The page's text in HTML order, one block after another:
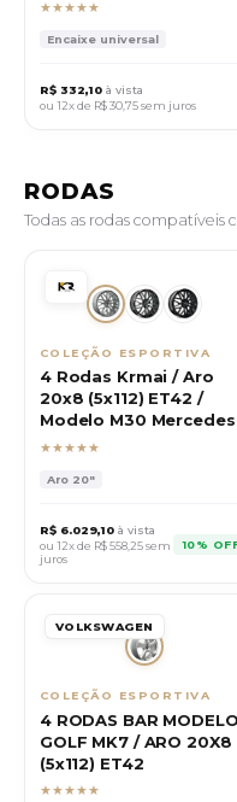
★★★★★
Encaixe universal
R$ 332,10 à vista
ou 12x de R$ 30,75sem juros
RODAS
Todas as rodas compatíveis
COLEÇÃO ESPORTIVA
4 Rodas Krmai / Aro
20x8 (5x112) ET42 /
Modelo M30 Mercedes
★★★★★
Aro 20"
R$ 6.029,10 à vista
ou 12x de R$558,25sem
juros
10%
VOLKSWAGEN
COLEÇÃO ESPORTIVA
4 RODAS BAR MODELO
GOLF MK7 / ARO 20X8
(5x112) ET42
★★★★★